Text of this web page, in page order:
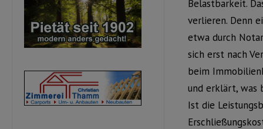
Belastbarkeit.
verlieren. Denn
etwa durch
sich erst nach
beim
und erklärt, was
Ist die